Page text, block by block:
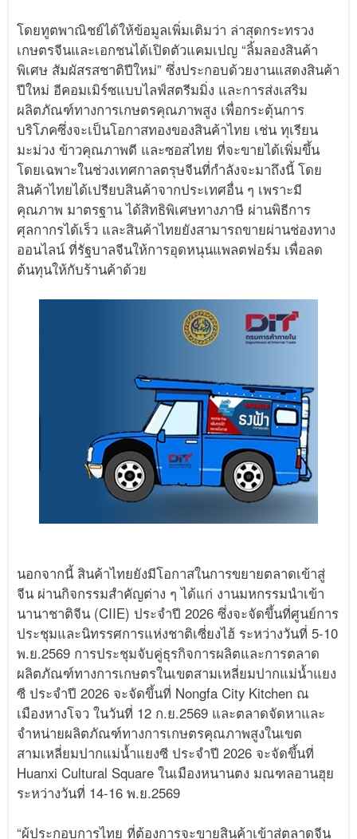
โดยทูตพาณิชย์ได้ให้ข้อมูลเพิ่มเติมว่า ล่าสุดกระทรวง
เกษตรจีนและเอกชนได้เปิดตัวแคมเปญ “ลิ้มลองสินค้า
พิเศษ สัมผัสรสชาติปีใหม่” ซึ่งประกอบด้วยงานแสดงสินค้า
ปีใหม่ อีคอมเมิร์ซแบบไลฟ์สตรีมมิ่ง และการส่งเสริม
ผลิตภัณฑ์ทางการเกษตรคุณภาพสูง เพื่อกระตุ้นการ
บริโภคซึ่งจะเป็นโอกาสทองของสินค้าไทย เช่น ทุเรียน
มะม่วง ข้าวคุณภาพดี และซอสไทย ที่จะขายได้เพิ่มขึ้น
โดยเฉพาะในช่วงเทศกาลตรุษจีนที่กำลังจะมาถึงนี้ โดย
สินค้าไทยได้เปรียบสินค้าจากประเทศอื่น ๆ เพราะมี
คุณภาพ มาตรฐาน ได้สิทธิพิเศษทางภาษี ผ่านพิธีการ
ศุลกากรได้เร็ว และสินค้าไทยยังสามารถขายผ่านช่องทาง
ออนไลน์ ที่รัฐบาลจีนให้การอุดหนุนแพลตฟอร์ม เพื่อลด
ต้นทุนให้กับร้านค้าด้วย
นอกจากนี้ สินค้าไทยยังมีโอกาสในการขยายตลาดเข้าสู่
จีน ผ่านกิจกรรมสำคัญต่าง ๆ ได้แก่ งานมหกรรมนำเข้า
นานาชาติจีน (CIIE) ประจำปี 2026 ซึ่งจะจัดขึ้นที่ศูนย์การ
ประชุมและนิทรรศการแห่งชาติเซี่ยงไฮ้ ระหว่างวันที่ 5-10
พ.ย.2569 การประชุมจับคู่ธุรกิจการผลิตและการตลาด
ผลิตภัณฑ์ทางการเกษตรในเขตสามเหลี่ยมปากแม่น้ำแยง
ซี ประจำปี 2026 จะจัดขึ้นที่ Nongfa City Kitchen ณ
เมืองหางโจว ในวันที่ 12 ก.ย.2569 และตลาดจัดหาและ
จำหน่ายผลิตภัณฑ์ทางการเกษตรคุณภาพสูงในเขต
สามเหลี่ยมปากแม่น้ำแยงซี ประจำปี 2026 จะจัดขึ้นที่
Huanxi Cultural Square ในเมืองหนานตง มณฑลอานฮุย
ระหว่างวันที่ 14-16 พ.ย.2569
“ผู้ประกอบการไทย ที่ต้องการจะขายสินค้าเข้าสู่ตลาดจีน